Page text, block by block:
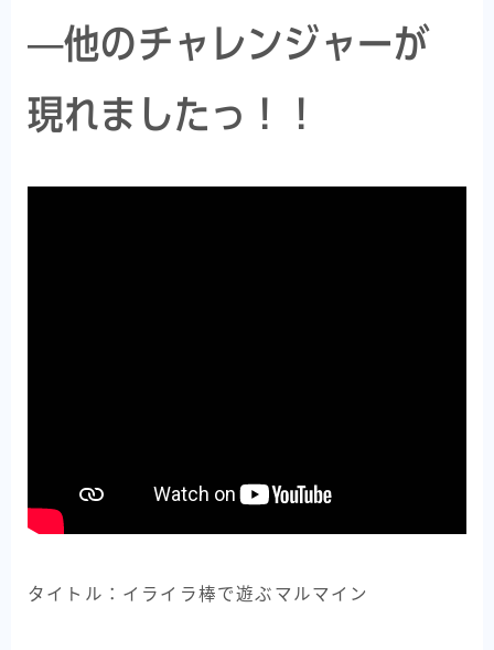
—他のチャレンジャーが
現れましたっ！！
タイトル：イライラ棒で遊ぶマルマイン